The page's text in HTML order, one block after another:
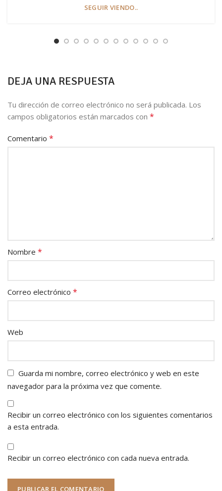
SEGUIR VIENDO..
DEJA UNA RESPUESTA
Tu dirección de correo electrónico no será publicada. Los
campos obligatorios están marcados con *
Comentario *
Nombre *
Correo electrónico *
Web
Guarda mi nombre, correo electrónico y web en este
navegador para la próxima vez que comente.
Recibir un correo electrónico con los siguientes comentarios
a esta entrada.
Recibir un correo electrónico con cada nueva entrada.